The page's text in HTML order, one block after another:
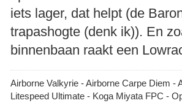
iets lager, dat helpt (de
trapashogte (denk ik)). En
binnenbaan raakt een
Airborne Valkyrie - Airborne Carpe Diem -
Litespeed Ultimate - Koga Miyata FPC -